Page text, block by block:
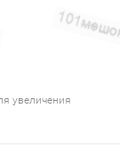
увеличения